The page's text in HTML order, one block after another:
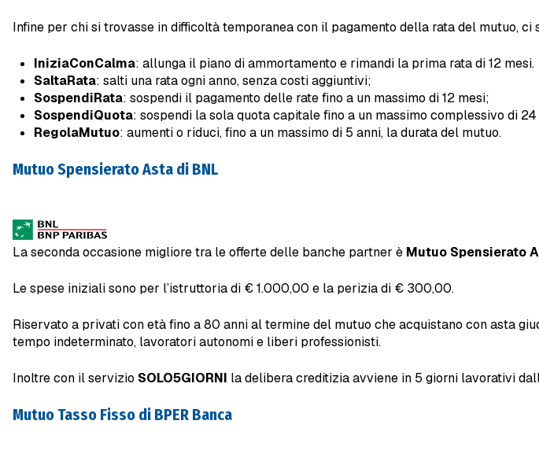
Infine per chi si trovasse in difficoltà temporanea con il pagamento della rata del mutuo, ci
IniziaConCalma: allunga il piano di ammortamento e rimandi la prima rata di 12 mesi.
SaltaRata: salti una rata ogni anno, senza costi aggiuntivi;
SospendiRata: sospendi il pagamento delle rate fino a un massimo di 12 mesi;
SospendiQuota: sospendi la sola quota capitale fino a un massimo complessivo di
RegolaMutuo: aumenti o riduci, fino a un massimo di 5 anni, la durata del mutuo.
Mutuo Spensierato Asta di BNL
La seconda occasione migliore tra le offerte delle banche partner è Mutuo Spensierato
Le spese iniziali sono per l’istruttoria di € 1.000,00 e la perizia di € 300,00.
Riservato a privati con età fino a 80 anni al termine del mutuo che acquistano con asta
tempo indeterminato, lavoratori autonomi e liberi professionisti.
Inoltre con il servizio SOLO5GIORNI la delibera creditizia avviene in 5 giorni lavorativi
Mutuo Tasso Fisso di BPER Banca